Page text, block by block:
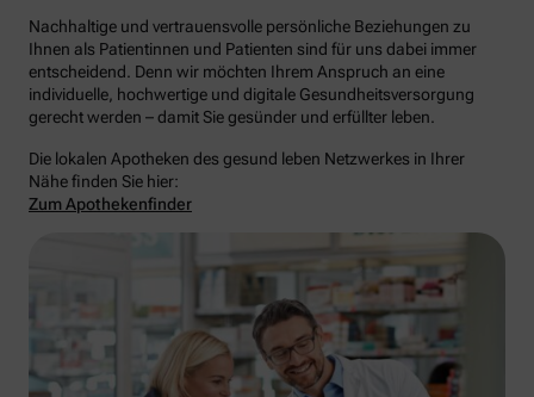
Nachhaltige und vertrauensvolle persönliche Beziehungen zu
Ihnen als Patientinnen und Patienten sind für uns dabei immer
entscheidend. Denn wir möchten Ihrem Anspruch an eine
individuelle, hochwertige und digitale Gesundheitsversorgung
gerecht werden – damit Sie gesünder und erfüllter leben.
Die lokalen Apotheken des gesund leben Netzwerkes in Ihrer
Nähe finden Sie hier:
Zum Apothekenfinder